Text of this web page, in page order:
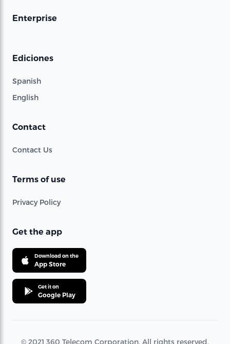
Enterprise
Ediciones
Spanish
English
Contact
Contact Us
Terms of use
Privacy Policy
Get the app
Download on the
App Store
Get it on
Google Play
© 2021 360 Telecom Corporation. All rights reserved.